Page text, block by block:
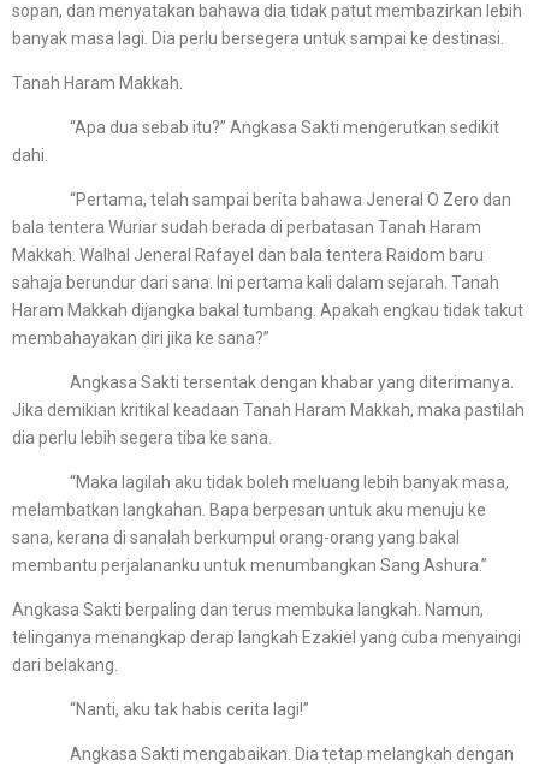
sopan, dan menyatakan bahawa dia tidak patut membazirkan lebih
banyak masa lagi. Dia perlu bersegera untuk sampai ke destinasi.
Tanah Haram Makkah.
“Apa dua sebab itu?” Angkasa Sakti mengerutkan sedikit
dahi.
“Pertama, telah sampai berita bahawa Jeneral O Zero dan
bala tentera Wuriar sudah berada di perbatasan Tanah Haram
Makkah. Walhal Jeneral Rafayel dan bala tentera Raidom baru
sahaja berundur dari sana. Ini pertama kali dalam sejarah. Tanah
Haram Makkah dijangka bakal tumbang. Apakah engkau tidak takut
membahayakan diri jika ke sana?”
Angkasa Sakti tersentak dengan khabar yang diterimanya.
Jika demikian kritikal keadaan Tanah Haram Makkah, maka pastilah
dia perlu lebih segera tiba ke sana.
“Maka lagilah aku tidak boleh meluang lebih banyak masa,
melambatkan langkahan. Bapa berpesan untuk aku menuju ke
sana, kerana di sanalah berkumpul orang-orang yang bakal
membantu perjalananku untuk menumbangkan Sang Ashura.”
Angkasa Sakti berpaling dan terus membuka langkah. Namun,
telinganya menangkap derap langkah Ezakiel yang cuba menyaingi
dari belakang.
“Nanti, aku tak habis cerita lagi!”
Angkasa Sakti mengabaikan. Dia tetap melangkah dengan